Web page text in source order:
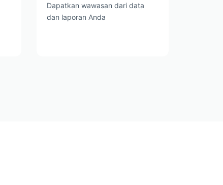
Dapatkan wawasan dari data
dan laporan Anda